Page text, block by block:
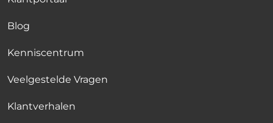
Blog
Kenniscentrum
Veelgestelde Vragen
Klantverhalen